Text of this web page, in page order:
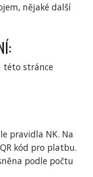
nějaké další
této stránce
pravidla NK. Na
kód pro platbu.
podle počtu